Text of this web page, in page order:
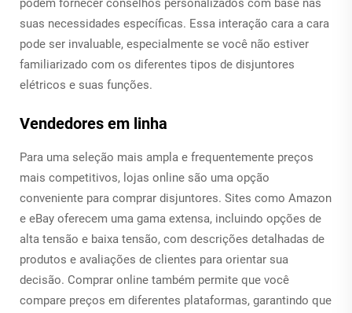
podem fornecer conselhos personalizados com base nas
suas necessidades específicas. Essa interação cara a cara
pode ser invaluable, especialmente se você não estiver
familiarizado com os diferentes tipos de disjuntores
elétricos e suas funções.
Vendedores em linha
Para uma seleção mais ampla e frequentemente preços
mais competitivos, lojas online são uma opção
conveniente para comprar disjuntores. Sites como Amazon
e eBay oferecem uma gama extensa, incluindo opções de
alta tensão e baixa tensão, com descrições detalhadas de
produtos e avaliações de clientes para orientar sua
decisão. Comprar online também permite que você
compare preços em diferentes plataformas, garantindo que